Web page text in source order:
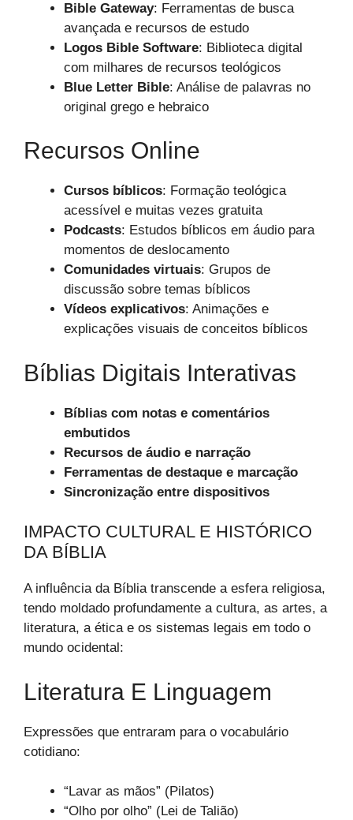
Bible Gateway: Ferramentas de busca
avançada e recursos de estudo
Logos Bible Software: Biblioteca digital
com milhares de recursos teológicos
Blue Letter Bible: Análise de palavras no
original grego e hebraico
Recursos Online
Cursos bíblicos: Formação teológica
acessível e muitas vezes gratuita
Podcasts: Estudos bíblicos em áudio para
momentos de deslocamento
Comunidades virtuais: Grupos de
discussão sobre temas bíblicos
Vídeos explicativos: Animações e
explicações visuais de conceitos bíblicos
Bíblias Digitais Interativas
Bíblias com notas e comentários
embutidos
Recursos de áudio e narração
Ferramentas de destaque e marcação
Sincronização entre dispositivos
IMPACTO CULTURAL E HISTÓRICO
DA BÍBLIA
A influência da Bíblia transcende a esfera religiosa,
tendo moldado profundamente a cultura, as artes, a
literatura, a ética e os sistemas legais em todo o
mundo ocidental:
Literatura E Linguagem
Expressões que entraram para o vocabulário
cotidiano:
“Lavar as mãos” (Pilatos)
“Olho por olho” (Lei de Talião)